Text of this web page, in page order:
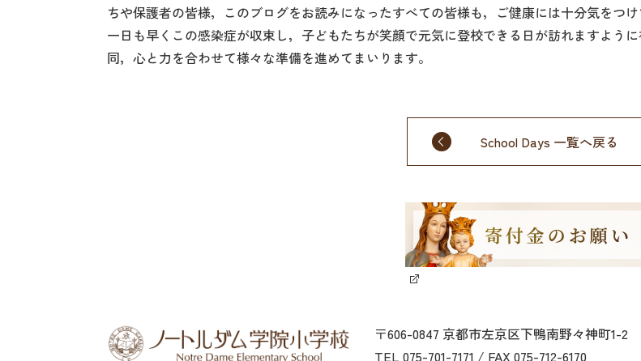
ちや保護者の皆様，このブログをお読みになったすべての皆様も，ご健康には十分気をつけ
一日も早くこの感染症が収束し，子どもたちが笑顔で元気に登校できる日が訪れますよう
同，心と力を合わせて様々な準備を進めてまいります。
School Days 一覧へ戻る
〒606-0847 京都市左京区下鴨南野々神町1-2
TEL 075-701-7171 / FAX 075-712-6170